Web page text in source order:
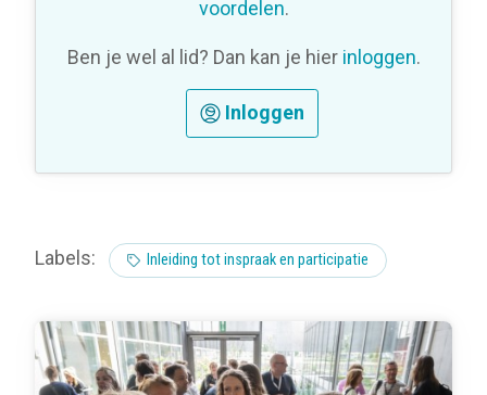
voordelen.
Ben je wel al lid? Dan kan je hier inloggen.
Inloggen
Labels: Inleiding tot inspraak en participatie